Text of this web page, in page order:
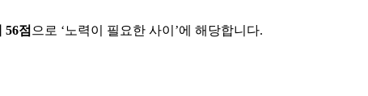
56점 으로 ‘노력이 필요한 사이 ’에 해당합니다.